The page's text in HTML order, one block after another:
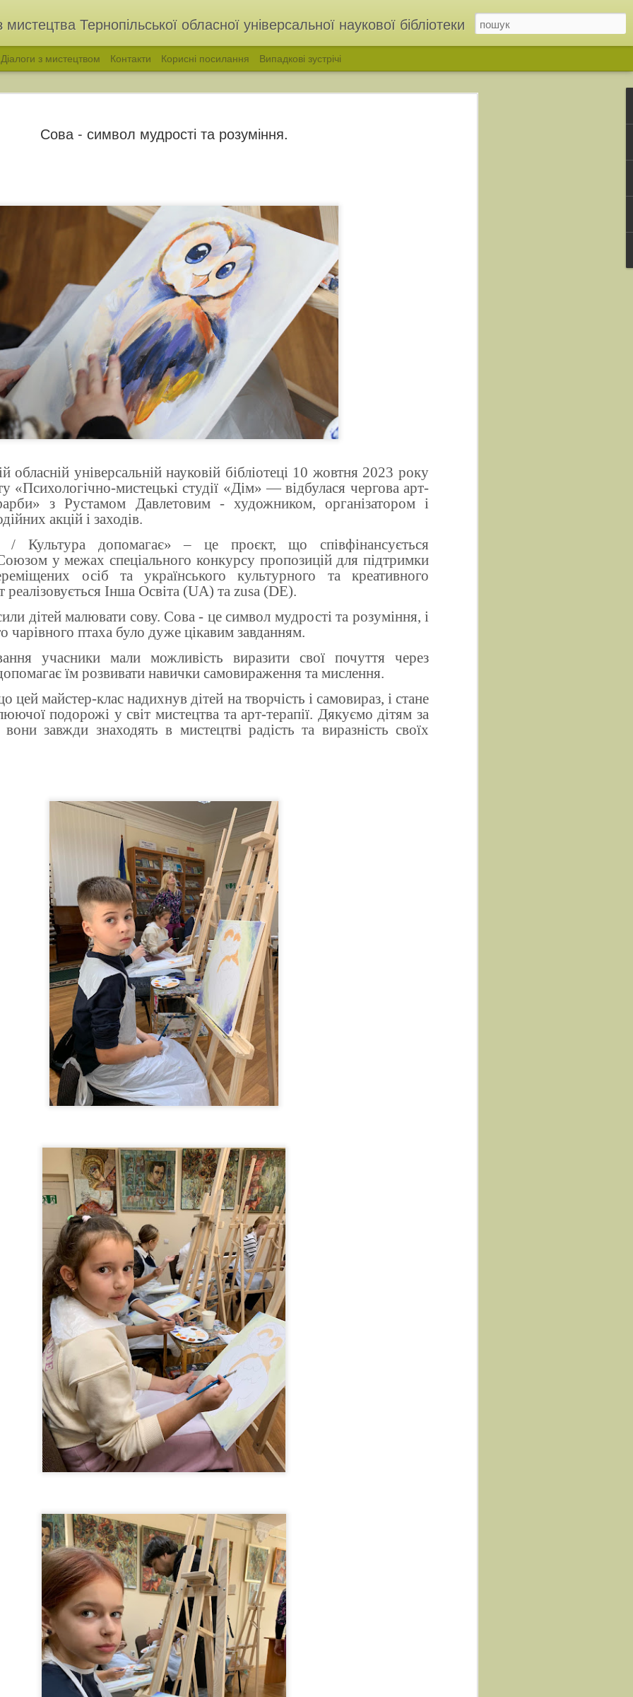
Сова - символ мудрості та розуміння.
обласній універсальній науковій бібліотеці 10 жовтня 2023 року
«Психологічно-мистецькі студії «Дім» — відбулася чергова арт-
з Рустамом Давлетовим - художником, організатором і
акцій і заходів.
/ Культура допомагає» – це проєкт, що співфінансується
у межах спеціального конкурсу пропозицій для підтримки
осіб та українського культурного та креативного
реалізовується Інша Освіта (UA) та zusa (DE).
дітей малювати сову. Сова - це символ мудрості та розуміння, і
чарівного птаха було дуже цікавим завданням.
учасники мали можливість виразити свої почуття через
їм розвивати навички самовираження та мислення.
цей майстер-клас надихнув дітей на творчість і самовираз, і стане
подорожі у світ мистецтва та арт-терапії. Дякуємо дітям за
завжди знаходять в мистецтві радість та виразність своїх
мистецтва Тернопільської обласної універсальної наукової бібліотеки
Діалоги з мистецтвом Контакти Корисні посилання Випадкові зустрічі
української народної пісні. Філарет Колесса«ВІДЛУННЯ ПОКОЛІНЬ»: у бібліотеці відкрили родинну виставку родини Дмітрухів
«Вільні кольори 2026» ТОХМ